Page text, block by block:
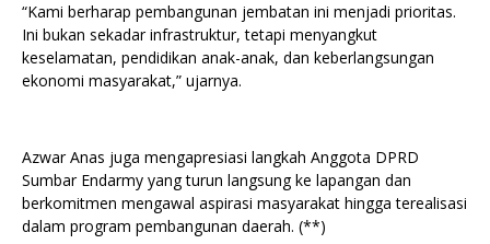
“Kami berharap pembangunan jembatan ini menjadi prioritas.
Ini bukan sekadar infrastruktur, tetapi menyangkut
keselamatan, pendidikan anak-anak, dan keberlangsungan
ekonomi masyarakat,” ujarnya.
Azwar Anas juga mengapresiasi langkah Anggota DPRD
Sumbar Endarmy yang turun langsung ke lapangan dan
berkomitmen mengawal aspirasi masyarakat hingga terealisasi
dalam program pembangunan daerah. (**)